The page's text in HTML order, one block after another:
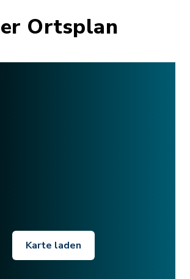
Ortsplan
Karte laden